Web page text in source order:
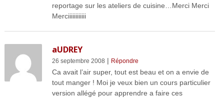
reportage sur les ateliers de cuisine…Merci Merci
Merciiiiiiiiiiii
aUDREY
26 septembre 2008 | Répondre
Ca avait l’air super, tout est beau et on a envie de
tout manger ! Moi je veux bien un cours particulier
version allégé pour apprendre a faire ces